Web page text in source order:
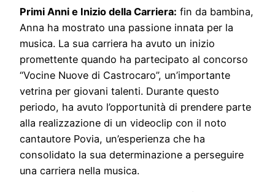
Primi Anni e Inizio della Carriera: fin da bambina,
Anna ha mostrato una passione innata per la
musica. La sua carriera ha avuto un inizio
promettente quando ha partecipato al concorso
“Vocine Nuove di Castrocaro”, un’importante
vetrina per giovani talenti. Durante questo
periodo, ha avuto l’opportunità di prendere parte
alla realizzazione di un videoclip con il noto
cantautore Povia, un’esperienza che ha
consolidato la sua determinazione a perseguire
una carriera nella musica.